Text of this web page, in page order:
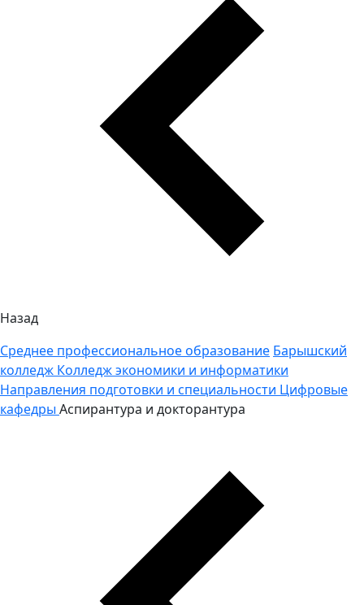
Назад
Среднее профессиональное образование Барышский
колледж Колледж экономики и информатики
Направления подготовки и специальности Цифровые
кафедры Аспирантура и докторантура